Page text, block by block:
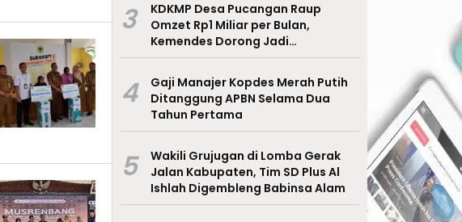
3
KDKMP Desa Pucangan Raup
Omzet Rp1 Miliar per Bulan,
Kemendes Dorong Jadi
Percontohan Nasional
4
Gaji Manajer Kopdes Merah Putih
Ditanggung APBN Selama Dua
Tahun Pertama
5
Wakili Grujugan di Lomba Gerak
Jalan Kabupaten, Tim SD Plus Al
Ishlah Digembleng Babinsa Alam